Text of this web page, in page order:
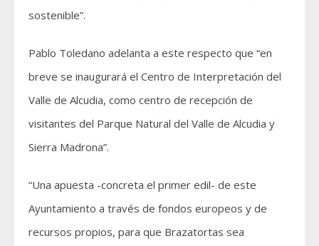
sostenible”.
Pablo Toledano adelanta a este respecto que “en
breve se inaugurará el Centro de Interpretación del
Valle de Alcudia, como centro de recepción de
visitantes del Parque Natural del Valle de Alcudia y
Sierra Madrona”.
“Una apuesta -concreta el primer edil- de este
Ayuntamiento a través de fondos europeos y de
recursos propios, para que Brazatortas sea